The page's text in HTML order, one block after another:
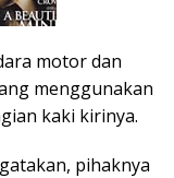
motor dan
menggunakan
kaki kirinya.
pihaknya